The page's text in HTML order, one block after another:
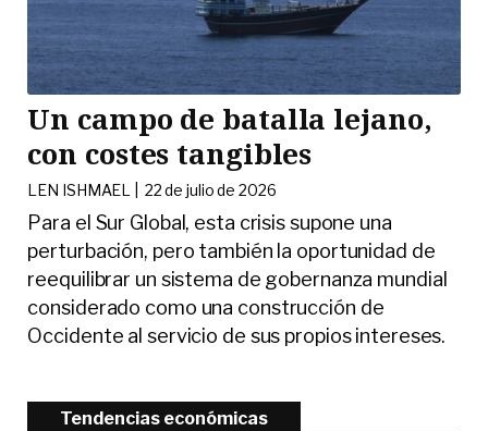
Un campo de batalla lejano,
con costes tangibles
LEN ISHMAEL | 22 de julio de 2026
Para el Sur Global, esta crisis supone una
perturbación, pero también la oportunidad de
reequilibrar un sistema de gobernanza mundial
considerado como una construcción de
Occidente al servicio de sus propios intereses.
Tendencias económicas